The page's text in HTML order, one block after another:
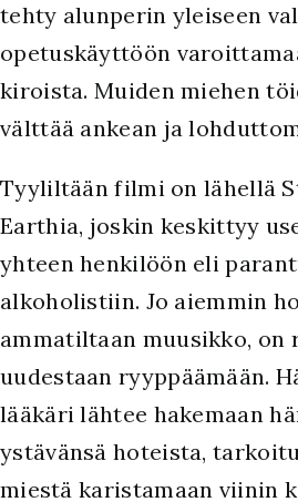
tehty alunperin yleiseen
opetuskäyttöön
kiroista. Muiden miehen
välttää ankean ja
Tyyliltään filmi on lähellä
Earthia, joskin keskittyy
yhteen henkilöön eli
alkoholistiin. Jo aiemmin
ammatiltaan muusikko, on
uudestaan ryyppäämään.
lääkäri lähtee hakemaan
ystävänsä hoteista,
miestä karistamaan viinin